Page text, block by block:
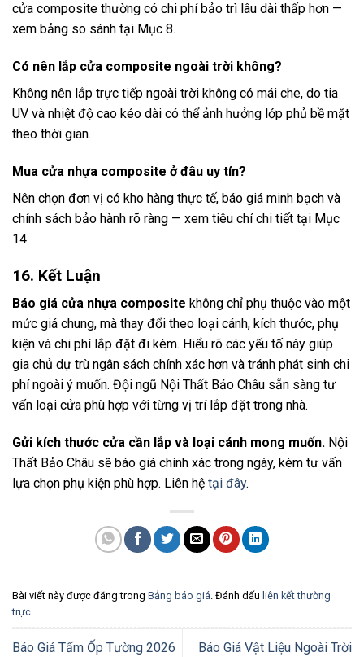
cửa composite thường có chi phí bảo trì lâu dài thấp hơn —
xem bảng so sánh tại Mục 8.
Có nên lắp cửa composite ngoài trời không?
Không nên lắp trực tiếp ngoài trời không có mái che, do tia
UV và nhiệt độ cao kéo dài có thể ảnh hưởng lớp phủ bề mặt
theo thời gian.
Mua cửa nhựa composite ở đâu uy tín?
Nên chọn đơn vị có kho hàng thực tế, báo giá minh bạch và
chính sách bảo hành rõ ràng — xem tiêu chí chi tiết tại Mục
14.
16. Kết Luận
Báo giá cửa nhựa composite không chỉ phụ thuộc vào một
mức giá chung, mà thay đổi theo loại cánh, kích thước, phụ
kiện và chi phí lắp đặt đi kèm. Hiểu rõ các yếu tố này giúp
gia chủ dự trù ngân sách chính xác hơn và tránh phát sinh chi
phí ngoài ý muốn. Đội ngũ Nội Thất Bảo Châu sẵn sàng tư
vấn loại cửa phù hợp với từng vị trí lắp đặt trong nhà.
Gửi kích thước cửa cần lắp và loại cánh mong muốn. Nội
Thất Bảo Châu sẽ báo giá chính xác trong ngày, kèm tư vấn
lựa chọn phụ kiện phù hợp. Liên hệ tại đây.
Bài viết này được đăng trong Bảng báo giá. Đánh dấu liên kết thường
trực.
Báo Giá Tấm Ốp Tường 2026 Báo Giá Vật Liệu Ngoài Trời